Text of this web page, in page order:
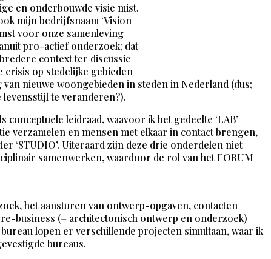
en onderbouwde visie mist.
mijn bedrijfsnaam ‘Vision
voor onze samenleving
pro-actief onderzoek; dat
context ter discussie
crisis op stedelijke gebieden
nieuwe woongebieden in steden in Nederland (dus;
te veranderen?).
leidraad, waavoor ik het gedeelte ‘LAB’
verzamelen en mensen met elkaar in contact brengen,
‘STUDIO’. Uiteraard zijn deze drie onderdelen niet
samenwerken, waardoor de rol van het FORUM
het aansturen van ontwerp-opgaven, contacten
business (= architectonisch ontwerp en onderzoek)
lopen er verschillende projecten simultaan, waar ik
bureaus.